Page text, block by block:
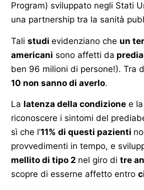
Program) sviluppato negli Stati
una partnership tra la sanità
Tali studi evidenziano che un
americani sono affetti da
ben 96 milioni di persone!). Tra
10 non sanno di averlo.
La latenza della condizione e
riconoscere i sintomi del
sì che l’11% di questi pazienti
provvedimenti in tempo, e
mellito di tipo 2 nel giro di tre
scopre di esserne affetto entro